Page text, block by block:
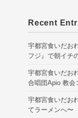
Recent
宇都宮食いだお
フジ』で朝イチ
宇都宮食いだお
合唱団Apio 教会
宇都宮食いだお
てラーメンへ〜